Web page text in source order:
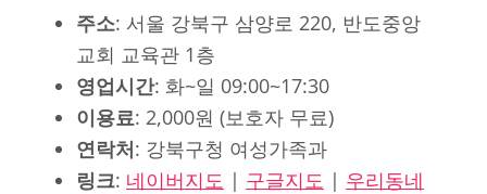
주소: 서울 강북구 삼양로 220, 반도중앙
교회 교육관 1층
영업시간: 화~일 09:00~17:30
이용료: 2,000원 (보호자 무료)
연락처: 강북구청 여성가족과
링크: 네이버지도 | 구글지도 | 우리동네